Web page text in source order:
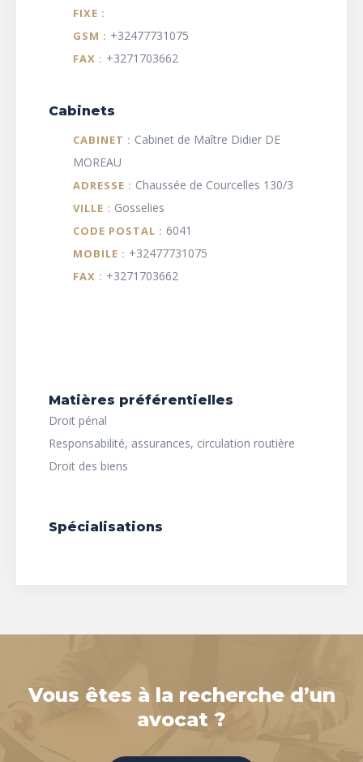
FIXE :
GSM : +32477731075
FAX : +3271703662
Cabinets
CABINET : Cabinet de Maître Didier DE
MOREAU
ADRESSE : Chaussée de Courcelles 130/3
VILLE : Gosselies
CODE POSTAL : 6041
MOBILE : +32477731075
FAX : +3271703662
Matières préférentielles
Droit pénal
Responsabilité, assurances, circulation routière
Droit des biens
Spécialisations
Vous êtes à la recherche d’un
avocat ?